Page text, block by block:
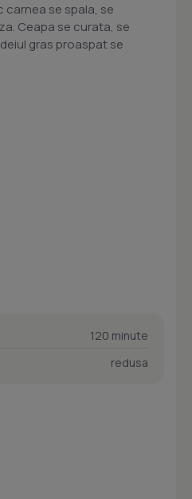
carnea se spala, se
Ceapa se curata, se
gras proaspat se
120 minute
redusa